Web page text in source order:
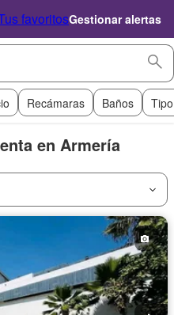
favoritosGestionar alertas
Recámaras Baños
en Armería